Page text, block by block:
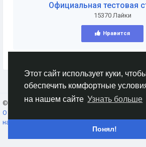
Этот сайт использует куки,
обеспечить комфортные
на нашем сайте Узнать больше
Понял!
Официальная тестовая
15370 Лайки
Нравится
© 2026 AnimeSocial.SU - Первая аниме сеть!
О нас
нами